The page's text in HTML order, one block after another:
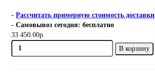
- Рассчитать примерную стоимость доставки
- Самовывоз сегодня: бесплатно
33 450.00р.
В корзину